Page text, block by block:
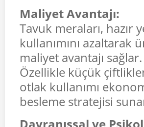
Maliyet Avantajı:
Tavuk meraları, hazır
kullanımını azaltarak
maliyet avantajı sağlar.
Özellikle küçük
otlak kullanımı
besleme stratejisi